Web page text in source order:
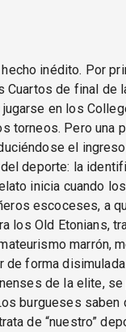
inédito. Por
de final de
en los
torneos. Pero una
el
deporte: la
inicia cuando
escoceses, a
los Old Etonians,
marrón,
de forma
de la elite,
burgueses
de “nuestro”